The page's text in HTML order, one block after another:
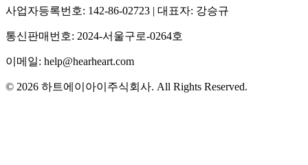
사업자등록번호: 142-86-02723 | 대표자: 강승규
통신판매번호: 2024-서울구로-0264호
이메일: help@hearheart.com
© 2026 하트에이아이주식회사. All Rights Reserved.